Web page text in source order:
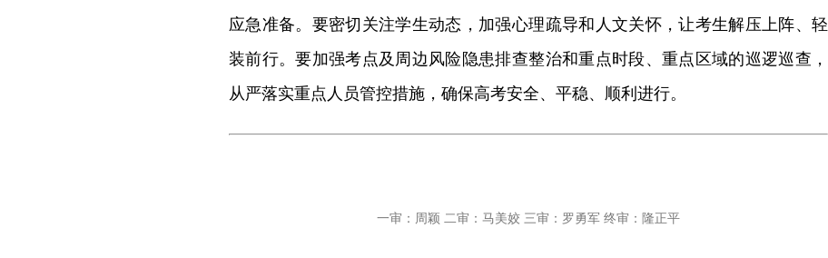
应急准备。要密切关注学生动态，加强心理疏导和人文关怀，让考生解压上阵、轻
装前行。要加强考点及周边风险隐患排查整治和重点时段、重点区域的巡逻巡查，
从严落实重点人员管控措施，确保高考安全、平稳、顺利进行。
一审：周颖 二审：马美姣 三审：罗勇军 终审：隆正平